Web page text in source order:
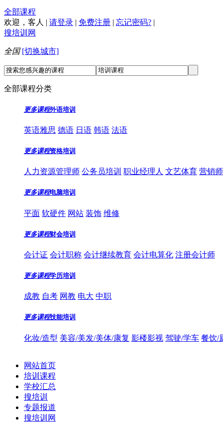
全部课程
欢迎， 客人 | 请登录 | 免费注册 | 忘记密码? |
搜培训网
全国 [切换城市]
全部课程分类
更多课程外语培训
英语雅思 德语 日语 韩语 法语
更多课程资格培训
人力资源管理师 公务员培训 职业经理人 文艺体育 营销
更多课程电脑培训
平面 软硬件 网站 装饰 维修
更多课程财会培训
会计证 会计职称 会计继续教育 会计电算化 注册会计师
更多课程学历培训
成教 自考 网教 电大 中职
更多课程技能培训
化妆/造型 美容/美发/美体/康复 影楼影视 驾驶/学车 餐饮/
网站首页
培训课程
学校汇总
搜培训
专题报道
搜培训网